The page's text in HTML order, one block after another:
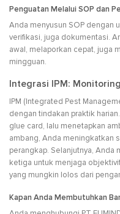
Penguatan Melalui SOP dan
Anda menyusun SOP dengan
verifikasi, juga dokumentasi.
awal, melaporkan cepat, juga
mingguan.
Integrasi IPM:
IPM (Integrated Pest
dengan tindakan praktik
glue card, lalu menetapkan
ambang, Anda meningkatkan
perangkap. Selanjutnya, Anda
ketiga untuk menjaga
yang mungkin lolos dari
Kapan Anda Membutuhkan